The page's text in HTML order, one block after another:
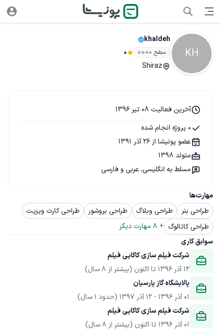
KH
khaldeh
سطح ۰ 0
Shiraz
مهارت‌ها
طراحی بنر
طراحی وبلاگ طراحی بروشور
طراحی کارت ویزیت
طراحی کاتالوگ +
8 مهارت دیگر
سوابق کاری
شرکت فیلم سازی کاکایی فیلم
12 آذر 1396
تا اکنون (بیشتر از 8 سال)
پالایشگاه گاز پارسیان
01 آذر 1396
- 12 آذر 1397
(حدود 1 سال)
شرکت فیلم سازی کاکایی فیلم
01 آذر 1396
تا اکنون (بیشتر از 8 سال)
آخرین فعالیت 08 تیر 1396
0 پروژه انجام شده
عضو پونیشا از 26 آذر 1391
متولد 1398
مسلط به انگلیسی, عربی و فارسی